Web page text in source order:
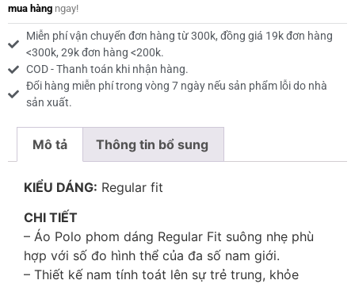
mua hàng ngay!
Miễn phí vận chuyển đơn hàng từ 300k, đồng giá 19k đơn hàng
<300k, 29k đơn hàng <200k.
COD - Thanh toán khi nhận hàng.
Đổi hàng miễn phí trong vòng 7 ngày nếu sản phẩm lỗi do nhà
sản xuất.
Mô tả Thông tin bổ sung
KIỂU DÁNG: Regular fit
CHI TIẾT
– Áo Polo phom dáng Regular Fit suông nhẹ phù
hợp với số đo hình thể của đa số nam giới.
– Thiết kế nam tính toát lên sự trẻ trung, khỏe